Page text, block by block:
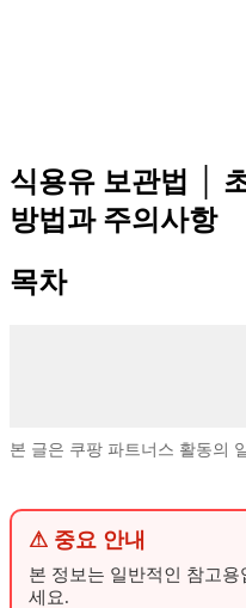
식용유 보관법 │
방법과 주의사항
목차
본 글은 쿠팡 파트너스 활동의
⚠ 중요 안내
본 정보는 일반적인 참고
세요.